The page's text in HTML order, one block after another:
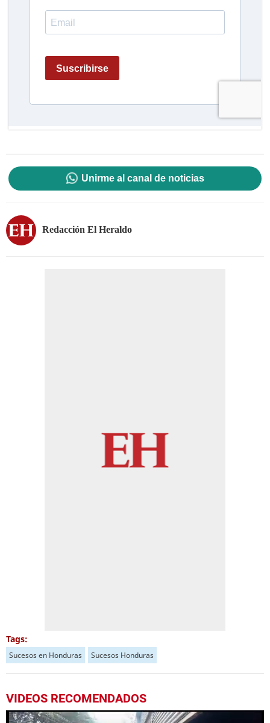
Unirme al canal de noticias
Redacción El Heraldo
Tags:
Sucesos en Honduras Sucesos Honduras
VIDEOS RECOMENDADOS